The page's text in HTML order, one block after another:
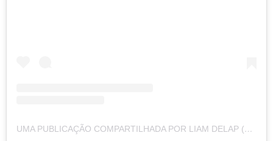
UMA PUBLICAÇÃO COMPARTILHADA POR LIAM DELAP (@LIAMDELAP7)